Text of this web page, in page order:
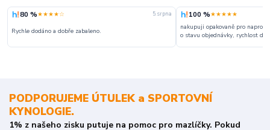
80 %★★★★☆ 5. srpna
Rychle dodáno a dobře zabaleno.
100 %★★★★★
nakupuji opakovaně pro
o stavu objednávky, rychlost
PODPORUJEME ÚTULEK a SPORTOVNÍ
KYNOLOGIE.
1% z našeho zisku putuje na pomoc pro mazlíčky. Pokud